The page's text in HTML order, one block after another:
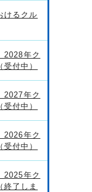
けるクル
2028年ク
付中）
2027年ク
付中）
2026年ク
付中）
2025年ク
終了しま